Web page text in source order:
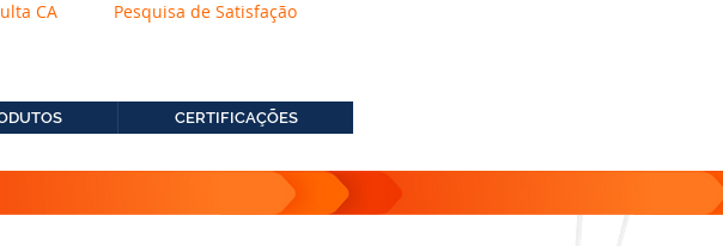
CERTIFICAÇÕES
CA Pesquisa de Satisfação